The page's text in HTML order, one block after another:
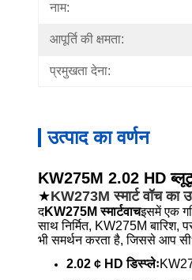
नाम:
आपूर्ति की क्षमता:
प्रमुखता देना:
उत्पाद का वर्णन
KW275M 2.02 HD
★KW273M स्मार्ट वॉच का
दKW275M स्मार्टवाचइसमें एक
साथ निर्मित, KW275M बारिश,
भी समर्थन करता है, जिससे आप
2.02 ¢ HD डिस्प्लेः